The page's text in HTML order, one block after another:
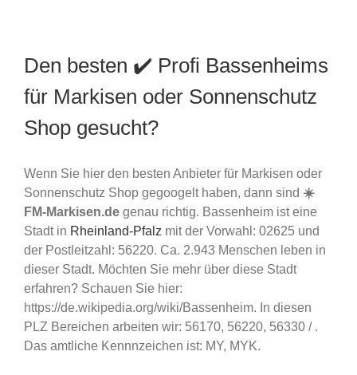
Den besten ✔️ Profi Bassenheims
für Markisen oder Sonnenschutz
Shop gesucht?
Wenn Sie hier den besten Anbieter für Markisen oder
Sonnenschutz Shop gegoogelt haben, dann sind ☀️
FM-Markisen.de genau richtig. Bassenheim ist eine
Stadt in Rheinland-Pfalz mit der Vorwahl: 02625 und
der Postleitzahl: 56220. Ca. 2.943 Menschen leben in
dieser Stadt. Möchten Sie mehr über diese Stadt
erfahren? Schauen Sie hier:
https://de.wikipedia.org/wiki/Bassenheim. In diesen
PLZ Bereichen arbeiten wir: 56170, 56220, 56330 / .
Das amtliche Kennnzeichen ist: MY, MYK.